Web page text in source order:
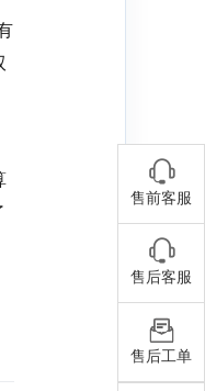
售前客服
售后客服
售后工单